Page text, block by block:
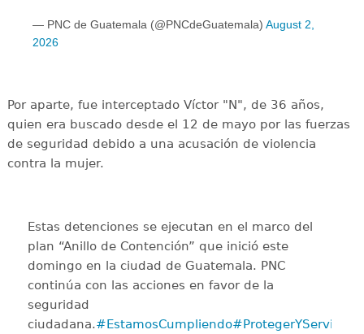
— PNC de Guatemala (@PNCdeGuatemala) August 2,
2026
Por aparte, fue interceptado Víctor "N", de 36 años,
quien era buscado desde el 12 de mayo por las fuerzas
de seguridad debido a una acusación de violencia
contra la mujer.
Estas detenciones se ejecutan en el marco del
plan “Anillo de Contención” que inició este
domingo en la ciudad de Guatemala. PNC
continúa con las acciones en favor de la
seguridad
ciudadana.#EstamosCumpliendo#ProtegerYServir